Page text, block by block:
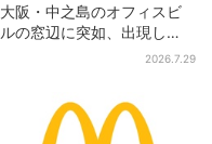
大阪・中之島のオフィスビ
ルの窓辺に突如、出現し
た……巨大インコ「何かい
2026.7.29